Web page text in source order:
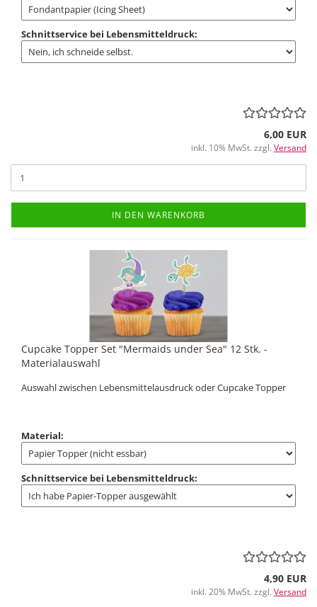
Schnittservice bei Lebensmitteldruck:
6,00 EUR
inkl. 10% MwSt. zzgl. Versand
IN DEN WARENKORB
Cupcake Topper Set "Mermaids under Sea" 12 Stk. -
Materialauswahl
Auswahl zwischen Lebensmittelausdruck oder Cupcake Topper
Material:
Schnittservice bei Lebensmitteldruck:
4,90 EUR
inkl. 20% MwSt. zzgl. Versand